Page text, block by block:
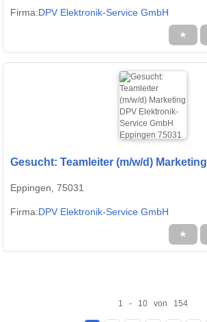
Firma:DPV Elektronik-Service GmbH
★
Gesucht: Teamleiter (m/w/d) Marketing
Eppingen, 75031
Firma:DPV Elektronik-Service GmbH
★
1 - 10 von 154